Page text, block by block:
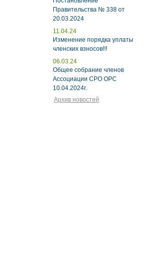
Правительства № 338 от
20.03.2024
11.04.24
Изменение порядка уплаты
членских взносов!!!
06.03.24
Общее собрание членов
Ассоциации СРО ОРС
10.04.2024г.
Архив новостей